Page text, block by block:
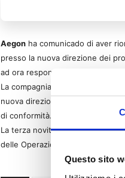
Questo sito
Aegon ha comunicado di aver
presso la nuova direzione dei
ad ora responsabile della
La compagnia ha creato la
nuova direzione sarà il
di conformità.
La terza novità principale è
delle Operazioni, con la